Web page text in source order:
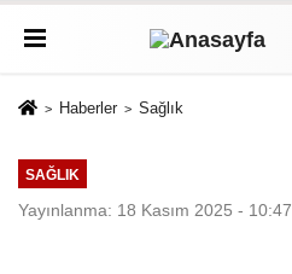
Haberler Sağlık
SAĞLIK
Yayınlanma: 18 Kasım 2025 - 10:47